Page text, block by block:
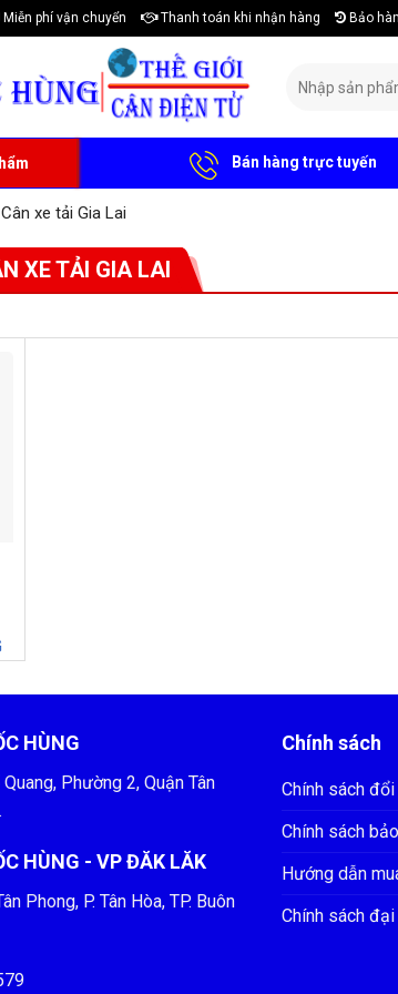
Miễn phí vận chuyển Thanh toán khi nhận hàng Bảo
for:
Bán hàng trực tuyến
xe tải Gia Lai
XE TẢI GIA LAI
HÙNG
Phường 2, Quận Tân
HÙNG - VP ĐĂK LĂK
Phong, P. Tân Hòa, TP. Buôn
Chính sách
Chính sách
Chính sách
Hướng dẫn
Chính sách